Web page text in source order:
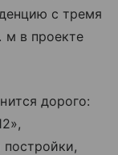
с тремя
м в проекте
дорого: